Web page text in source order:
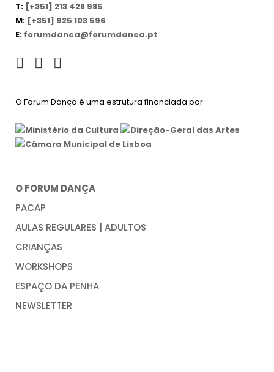
T: [+351] 213 428 985
M: [+351] 925 103 596
E: forumdanca@forumdanca.pt
O Forum Dança é uma estrutura financiada por
O FORUM DANÇA
PACAP
AULAS REGULARES | ADULTOS
CRIANÇAS
WORKSHOPS
ESPAÇO DA PENHA
NEWSLETTER